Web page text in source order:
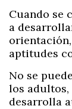
Cuando se
a
aptitudes
No se
los adultos,
desarrolla